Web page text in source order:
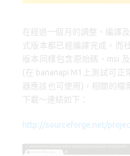
在經過一個月的調整、編譯及
式版本都已經編譯完成，而
版本同樣包含原始碼、msi
(在 bananapi M1上測試可
器應該也可使用)，相關的檔
下載～連結如下：
http://sourceforge.net/